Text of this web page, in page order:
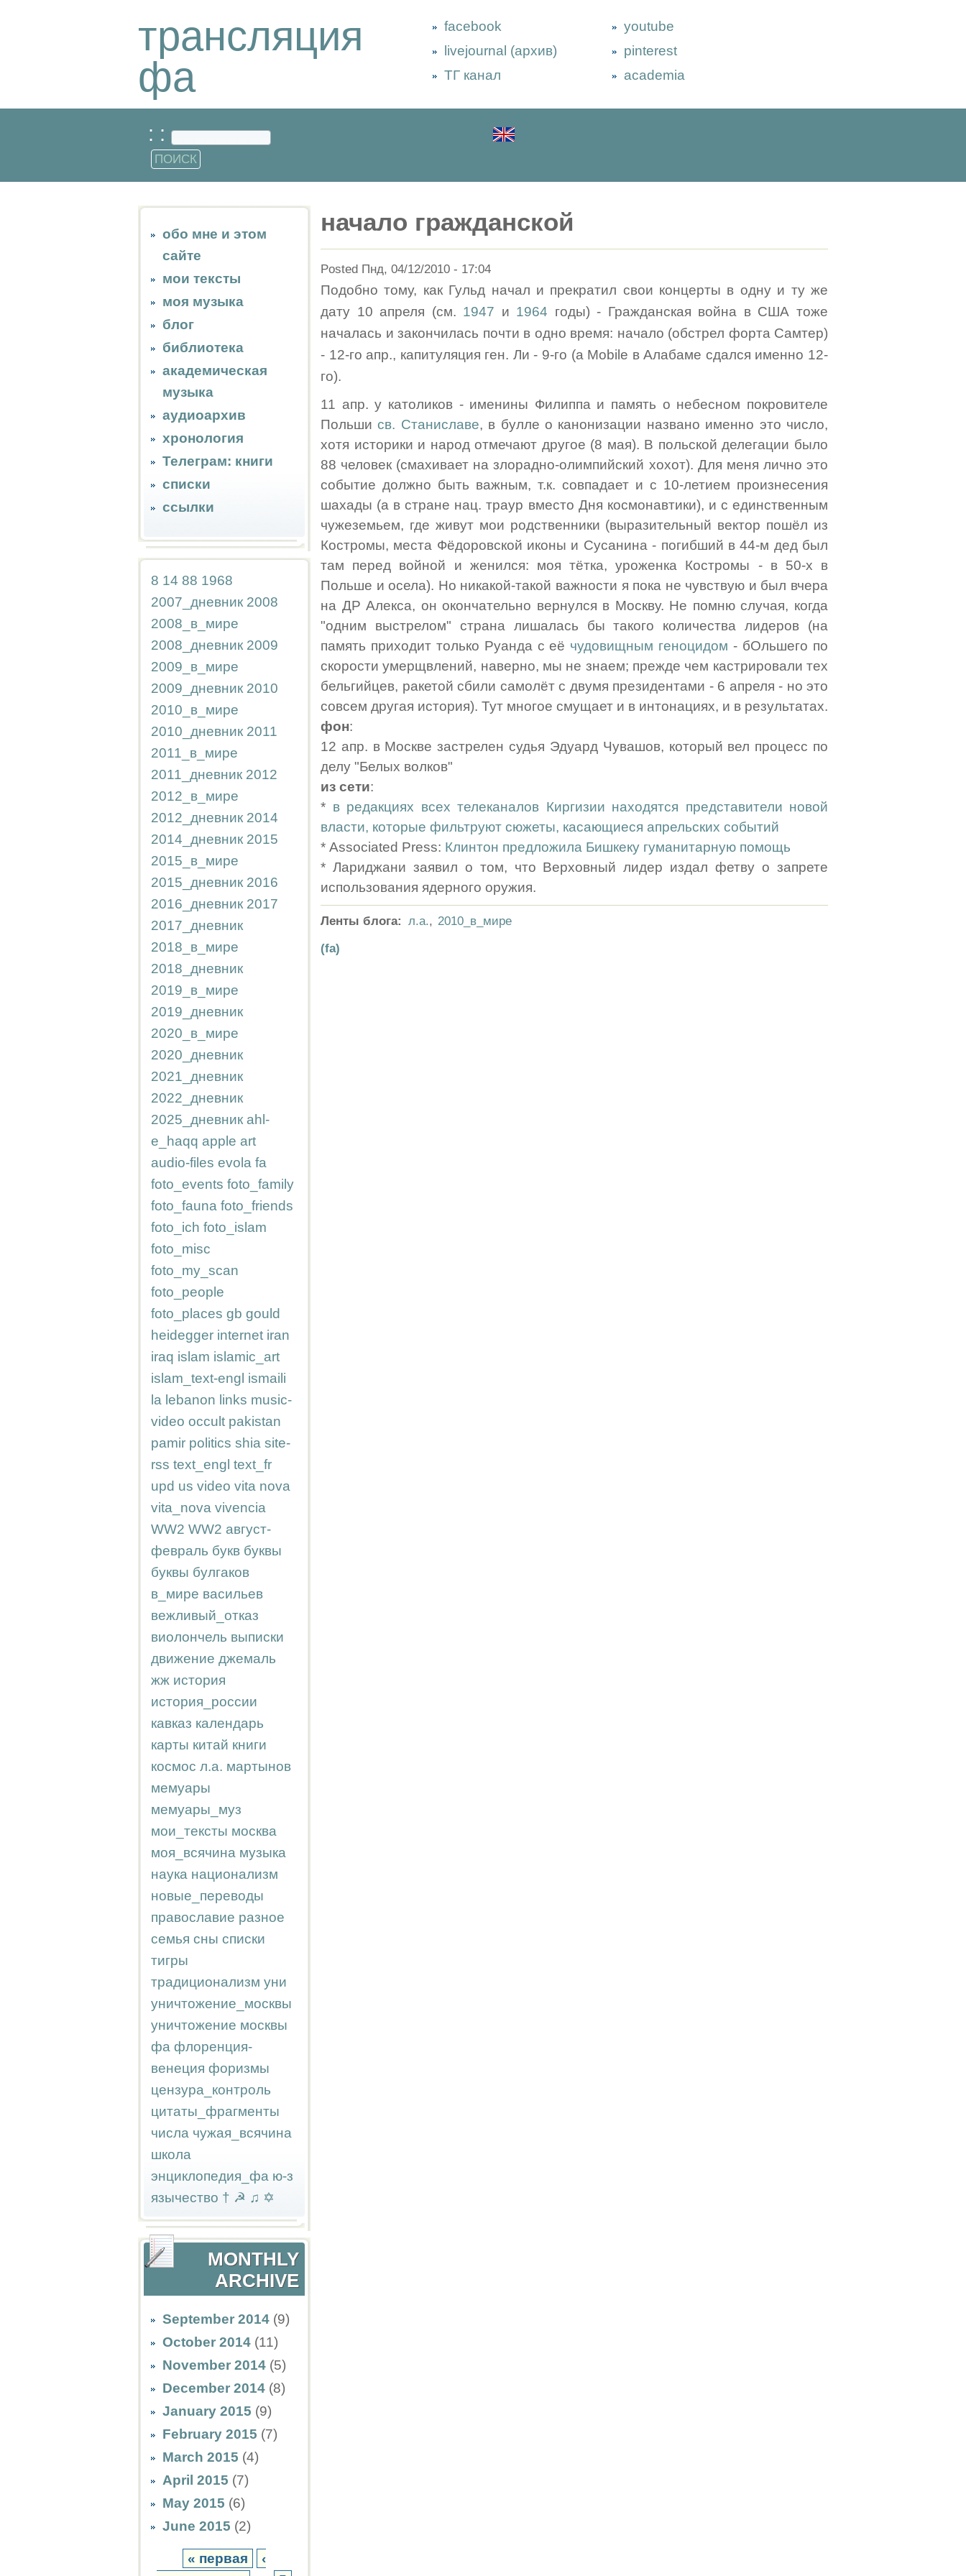
трансляция
фа
facebook
livejournal (архив)
ТГ канал
youtube
pinterest
academia
: :
обо мне и этом
сайте
мои тексты
моя музыка
блог
библиотека
академическая
музыка
аудиоархив
хронология
Телеграм: книги
списки
ссылки
8 14 88 1968
2007_дневник 2008
2008_в_мире
2008_дневник 2009
2009_в_мире
2009_дневник 2010
2010_в_мире
2010_дневник 2011
2011_в_мире
2011_дневник 2012
2012_в_мире
2012_дневник 2014
2014_дневник 2015
2015_в_мире
2015_дневник 2016
2016_дневник 2017
2017_дневник
2018_в_мире
2018_дневник
2019_в_мире
2019_дневник
2020_в_мире
2020_дневник
2021_дневник
2022_дневник
2025_дневник ahl-
e_haqq apple art
audio-files evola fa
foto_events foto_family
foto_fauna foto_friends
foto_ich foto_islam
foto_misc
foto_my_scan
foto_people
foto_places gb gould
heidegger internet iran
iraq islam islamic_art
islam_text-engl ismaili
la lebanon links music-
video occult pakistan
pamir politics shia site-
rss text_engl text_fr
upd us video vita nova
vita_nova vivencia
WW2 WW2 август-
февраль букв буквы
буквы булгаков
в_мире васильев
вежливый_отказ
виолончель выписки
движение джемаль
жж история
история_россии
кавказ календарь
карты китай книги
космос л.а. мартынов
мемуары
мемуары_муз
мои_тексты москва
моя_всячина музыка
наука национализм
новые_переводы
православие разное
семья сны списки
тигры
традиционализм уни
уничтожение_москвы
уничтожение москвы
фа флоренция-
венеция форизмы
цензура_контроль
цитаты_фрагменты
числа чужая_всячина
школа
энциклопедия_фа ю-з
язычество † ☭ ♫ ✡
MONTHLY
ARCHIVE
September 2014 (9)
October 2014 (11)
November 2014 (5)
December 2014 (8)
January 2015 (9)
February 2015 (7)
March 2015 (4)
April 2015 (7)
May 2015 (6)
June 2015 (2)
« первая
‹
начало гражданской
Posted Пнд, 04/12/2010 - 17:04
Подобно тому, как Гульд начал и прекратил свои концерты в одну и ту же
дату 10 апреля (см. 1947 и 1964 годы) - Гражданская война в США тоже
началась и закончилась почти в одно время: начало (обстрел форта Самтер)
- 12-го апр., капитуляция ген. Ли - 9-го (а Mobile в Алабаме сдался именно 12-
го).
11 апр. у католиков - именины Филиппа и память о небесном покровителе
Польшисв. Станиславе, в булле о канонизации названо именно это число,
хотя историки и народ отмечают другое (8 мая). В польской делегации было
88 человек (смахивает на злорадно-олимпийский хохот). Для меня лично это
событие должно быть важным, т.к. совпадает и с 10-летием произнесения
шахады (а в стране нац. траур вместо Дня космонавтики), и с единственным
чужеземьем, где живут мои родственники (выразительный вектор пошёл из
Костромы, места Фёдоровской иконы и Сусанина - погибший в 44-м дед был
там перед войной и женился: моя тётка, уроженка Костромы - в 50-х в
Польше и осела). Но никакой-такой важности я пока не чувствую и был вчера
на ДР Алекса, он окончательно вернулся в Москву. Не помню случая, когда
"одним выстрелом" страна лишалась бы такого количества лидеров (на
память приходит только Руанда с её чудовищным геноцидом - бОльшего по
скорости умерщвлений, наверно, мы не знаем; прежде чем кастрировали тех
бельгийцев, ракетой сбили самолёт с двумя президентами - 6 апреля - но это
совсем другая история). Тут многое смущает и в интонациях, и в результатах.
фон:
12 апр. в Москве застрелен судья Эдуард Чувашов, который вел процесс по
делу "Белых волков"
из сети:
* в редакциях всех телеканалов Киргизии находятся представители новой
власти, которые фильтруют сюжеты, касающиеся апрельских событий
* Associated Press: Клинтон предложила Бишкеку гуманитарную помощь
* Лариджани заявил о том, что Верховный лидер издал фетву о запрете
использования ядерного оружия.
Ленты блога: л.а., 2010_в_мире
(fa)